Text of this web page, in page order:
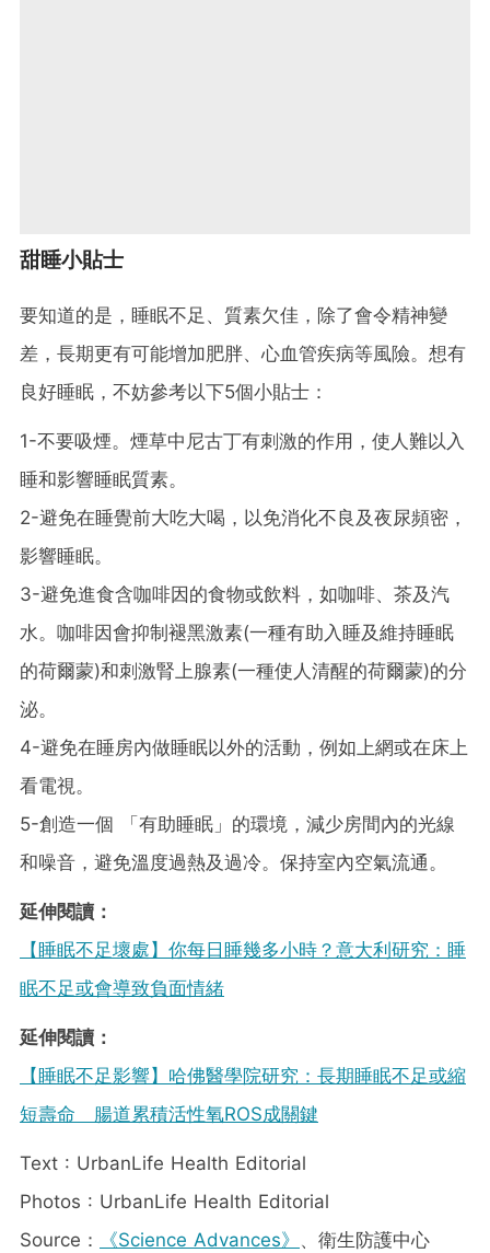
甜睡小貼士
要知道的是，睡眠不足、質素欠佳，除了會令精神變
差，長期更有可能增加肥胖、心血管疾病等風險。想有
良好睡眠，不妨參考以下5個小貼士：
1-不要吸煙。煙草中尼古丁有刺激的作用，使人難以入
睡和影響睡眠質素。
2-避免在睡覺前大吃大喝，以免消化不良及夜尿頻密，
影響睡眠。
3-避免進食含咖啡因的食物或飲料，如咖啡、茶及汽
水。咖啡因會抑制褪黑激素(一種有助入睡及維持睡眠
的荷爾蒙)和刺激腎上腺素(一種使人清醒的荷爾蒙)的分
泌。
4-避免在睡房內做睡眠以外的活動，例如上網或在床上
看電視。
5-創造一個 「有助睡眠」的環境，減少房間內的光線
和噪音，避免溫度過熱及過冷。保持室內空氣流通。
延伸閱讀：
【睡眠不足壞處】你每日睡幾多小時？意大利研究：睡
眠不足或會導致負面情緒
延伸閱讀：
【睡眠不足影響】哈佛醫學院研究：長期睡眠不足或縮
短壽命 腸道累積活性氧ROS成關鍵
Text : UrbanLife Health Editorial
Photos : UrbanLife Health Editorial
Source：
《Science Advances》 、衛生防護中心